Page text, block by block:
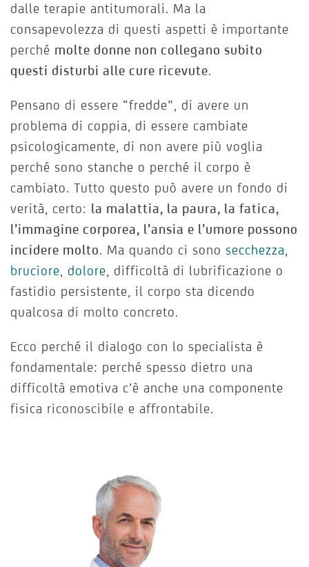
dalle terapie antitumorali. Ma la
consapevolezza di questi aspetti è importante
perché molte donne non collegano subito
questi disturbi alle cure ricevute.
Pensano di essere “fredde”, di avere un
problema di coppia, di essere cambiate
psicologicamente, di non avere più voglia
perché sono stanche o perché il corpo è
cambiato. Tutto questo può avere un fondo di
verità, certo: la malattia, la paura, la fatica,
l’immagine corporea, l’ansia e l’umore possono
incidere molto. Ma quando ci sono secchezza,
bruciore, dolore, difficoltà di lubrificazione o
fastidio persistente, il corpo sta dicendo
qualcosa di molto concreto.
Ecco perché il dialogo con lo specialista è
fondamentale: perché spesso dietro una
difficoltà emotiva c’è anche una componente
fisica riconoscibile e affrontabile.